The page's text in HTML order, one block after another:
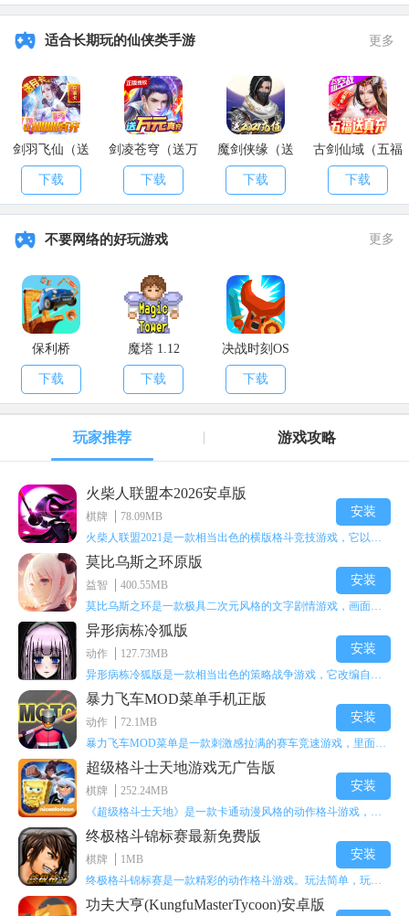
的宠物。虽然也有寿命，但对游戏体验的提升是实打实的。
能够喜欢哦。来
APK8安卓网，你想玩的游戏全都在这里。
适合长期玩的仙侠类手游 更多
剑羽飞仙（送
10000真充）
下载
剑凌苍穹（送万
元真充）
下载
魔剑侠缘（送
2021充值）
下载
古剑仙域（五福
送真充）
下载
不要网络的好玩游戏 更多
保利桥
下载
魔塔 1.12
下载
决战时刻OS
下载
玩家推荐 游戏攻略
火柴人联盟本2026安卓版
棋牌
78.09MB
安装
莫比乌斯之环原版
益智
400.55MB
安装
异形病栋冷狐版
动作
127.73MB
安装
暴力飞车MOD菜单手机正版
动作
72.1MB
安装
超级格斗士天地游戏无广告版
棋牌
252.24MB
安装
终极格斗锦标赛最新免费版
棋牌
1MB
安装
功夫大亨(KungfuMasterTycoon)安卓版